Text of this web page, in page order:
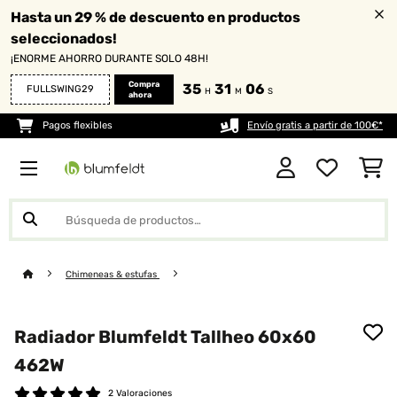
Hasta un 29 % de descuento en productos
seleccionados!
¡ENORME AHORRO DURANTE SOLO 48H!
FULLSWING29
Compra
ahora
35 H 31 M 04 S
Pagos flexibles Envío gratis a partir de 100€*
Chimeneas & estufas
Radiador Blumfeldt Tallheo 60x60
462W
2 Valoraciones